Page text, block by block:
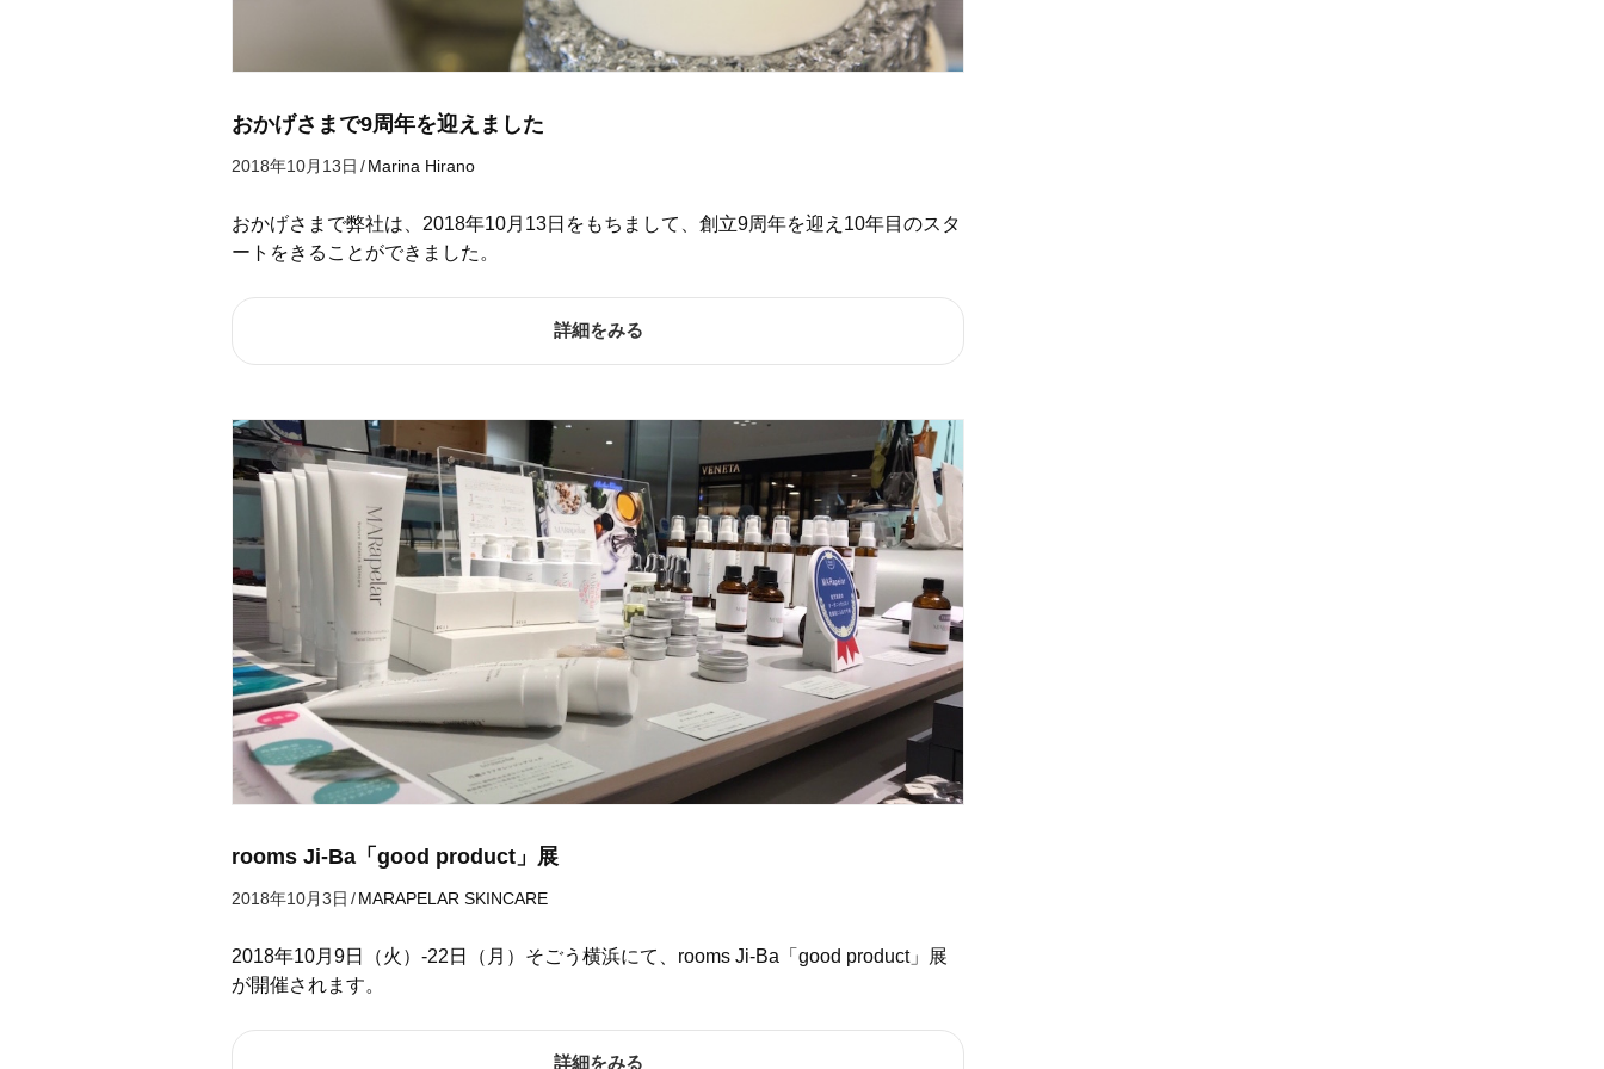
おかげさまで9周年を迎えました
2018年10月13日 /Marina Hirano
おかげさまで弊社は、2018年10月13日をもちまして、創立9周年を迎え10年目のスタ
ートをきることができました。
詳細をみる
rooms Ji-Ba「good product」展
2018年10月3日 /MARAPELAR SKINCARE
2018年10月9日（火）-22日（月）そごう横浜にて、rooms Ji-Ba「good product」展
が開催されます。
詳細をみる